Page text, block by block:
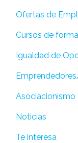
Ofertas de
Cursos de
Igualdad de
Asociacionismo
Noticias
Te interesa